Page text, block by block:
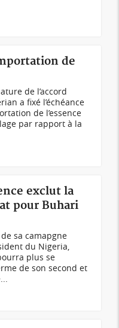
de
de l’accord
a fixé l’échéance
de l’essence
par rapport à la
exclut la
pour Buhari
sa camapgne
du Nigeria,
plus se
de son second et